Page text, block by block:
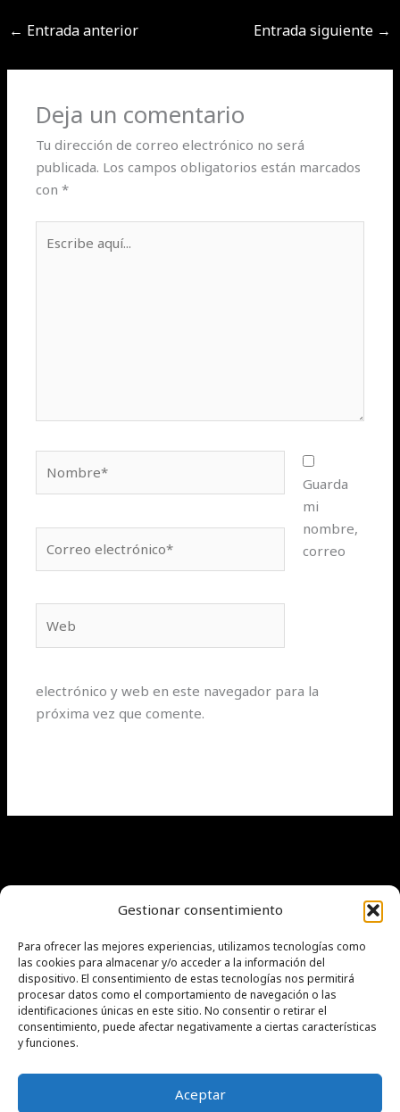
Gestionar consentimiento
Para ofrecer las mejores experiencias, utilizamos tecnologías como
las cookies para almacenar y/o acceder a la información del
dispositivo. El consentimiento de estas tecnologías nos permitirá
procesar datos como el comportamiento de navegación o las
identificaciones únicas en este sitio. No consentir o retirar el
consentimiento, puede afectar negativamente a ciertas características
y funciones.
Aceptar
← Entrada anterior Entrada siguiente →
Deja un comentario
Tu dirección de correo electrónico no será
publicada. Los campos obligatorios están marcados
con*
aquí...
electrónico*
Guarda
mi
nombre,
correo
electrónico y web en este navegador para la
próxima vez que comente.
Privacy Policy
Política de cookies (UE)
Términos y condiciones